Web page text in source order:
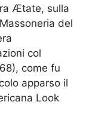
Ætate, sulla
del
col
come fu
apparso il
Look